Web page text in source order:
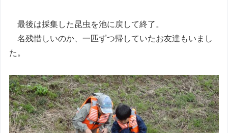
最後は採集した昆虫を池に戻して終了。
名残惜しいのか、一匹ずつ帰していたお友達もいまし
た。